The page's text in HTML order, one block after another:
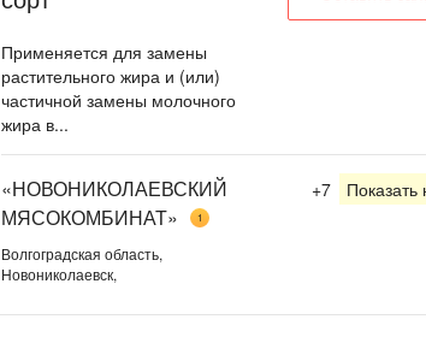
Применяется для замены
растительного жира и (или)
частичной замены молочного
жира в...
«НОВОНИКОЛАЕВСКИЙ
МЯСОКОМБИНАТ»
1
Волгоградская область,
Новониколаевск,
+7